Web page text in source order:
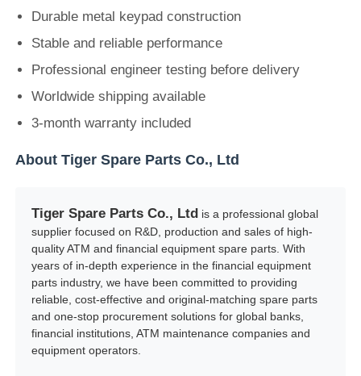
Τμήματα ATM Diebold
Ανταλλακτικά NCR ATM
Τμήματα Fujitsu ATM
Τμήματα ATM Hitachi
Μέρη GRG ATM
Durable metal keypad construction
Stable and reliable performance
Professional engineer testing before delivery
Worldwide shipping available
3-month warranty included
About Tiger Spare Parts Co., Ltd
Tiger Spare Parts Co., Ltd is a professional global
supplier focused on R&D, production and sales of high-
quality ATM and financial equipment spare parts. With
years of in-depth experience in the financial equipment
parts industry, we have been committed to providing
reliable, cost-effective and original-matching spare parts
and one-stop procurement solutions for global banks,
financial institutions, ATM maintenance companies and
equipment operators.